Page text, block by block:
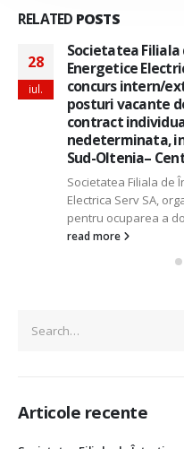
RELATED POSTS
28
iul.
Societatea
Energetice
concurs intern/
posturi vacante
contract
nedeterminata,
Sud-Oltenia–
Societatea Filiala de
Electrica Serv SA,
pentru ocuparea a
read more
Articole recente